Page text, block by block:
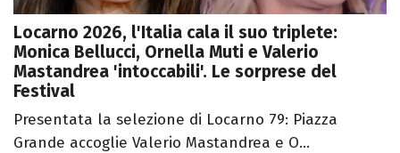
Locarno 2026, l'Italia cala il suo triplete:
Monica Bellucci, Ornella Muti e Valerio
Mastandrea 'intoccabili'. Le sorprese del
Festival
Presentata la selezione di Locarno 79: Piazza
Grande accoglie Valerio Mastandrea e O...